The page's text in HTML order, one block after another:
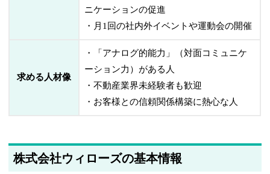
ニケーションの促進
・月1回の社内外イベントや運動会の開催
求める人材像
・「アナログ的能力」（対面コミュニケ
ーション力）がある人
・不動産業界未経験者も歓迎
・お客様との信頼関係構築に熱心な人
株式会社ウィローズの基本情報